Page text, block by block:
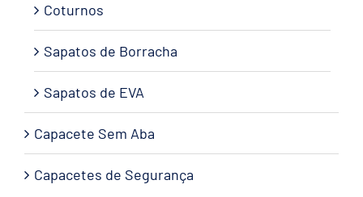
Coturnos
Sapatos de Borracha
Sapatos de EVA
Capacete Sem Aba
Capacetes de Segurança